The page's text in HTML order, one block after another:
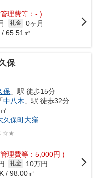
理費等：- )
礼金 0ヶ月
/ 65.51㎡
保
保 」駅 徒歩15分
「中八木 」駅 徒歩32分
久保町大窪
☆★
理費等：5,000円 )
礼金
10万円
/ 98.00㎡